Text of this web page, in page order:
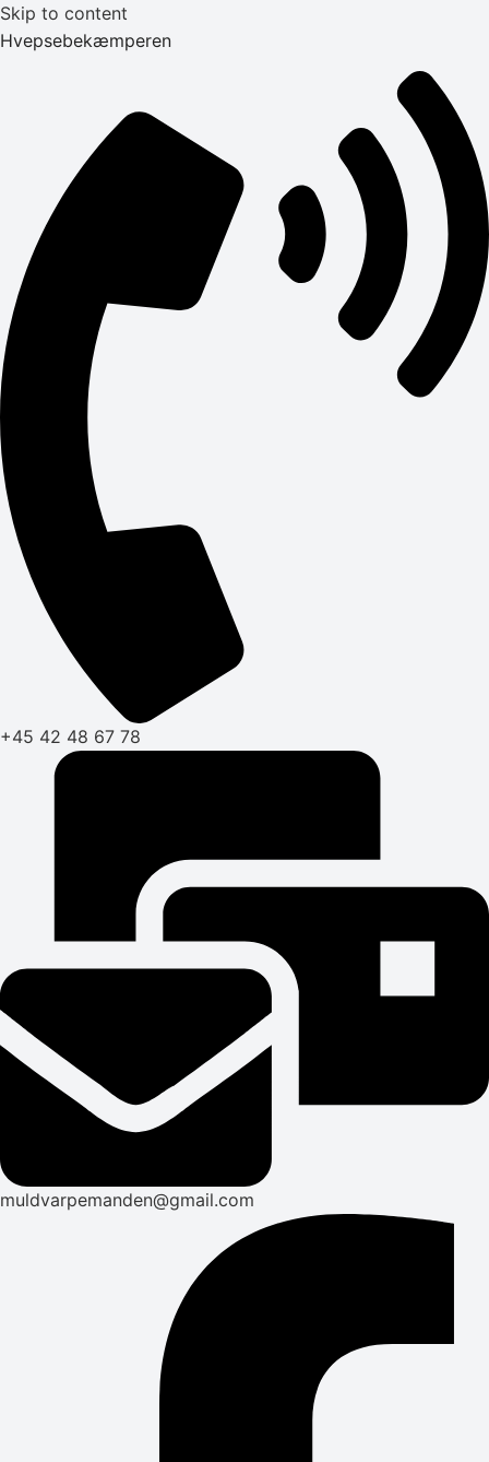
Skip to content
Hvepsebekæmperen
+45 42 48 67 78
muldvarpemanden@gmail.com